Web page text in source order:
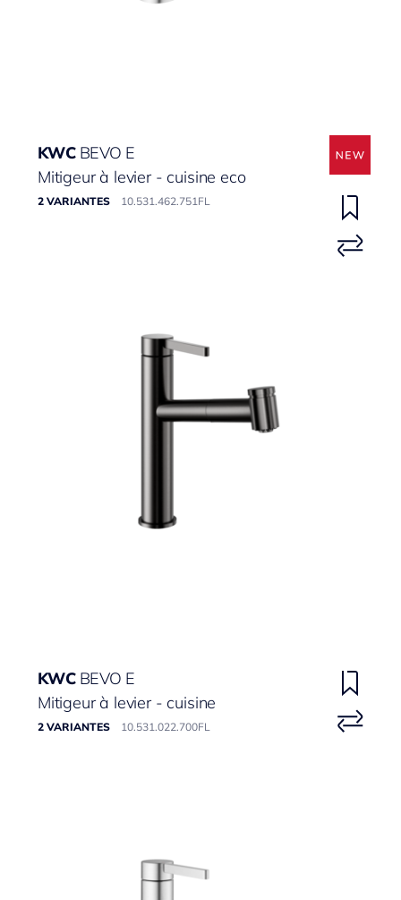
KWC BEVO E
Mitigeur à levier - cuisine eco
2 VARIANTES 10.531.462.751FL
KWC BEVO E
Mitigeur à levier - cuisine
2 VARIANTES 10.531.022.700FL